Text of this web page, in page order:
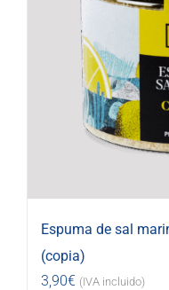
Espuma de sal
(copia)
3,90€ (IVA incluido)